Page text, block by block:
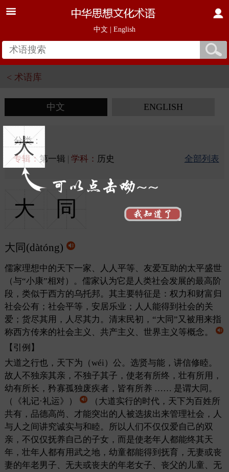
中文 English
大
< 术语库
中文 ENGLISH
分类：
专辑：第一辑 学科： 历史 全部列表
大 同
大同(dàtóng)
儒家理想中的天下一家、人人平等、友爱互助的太平盛世
（与“小康”相对）。儒家认为它是人类社会发展的最高阶
段，类似于西方的乌托邦。其主要特征是：权力和财富归
社会公有；社会平等，安居乐业；人人能得到社会的关
爱；货尽其用，人尽其力。清末民初，“大同”又被用来指
称西方传来的社会主义、共产主义、世界主义等概念。
【引例】
大道之行也，天下为（wéi）公。选贤与能，讲信修睦。
故人不独亲其亲，不独子其子，使老有所终，壮有所用，
幼有所长，矜寡孤独废疾者，皆有所养 …… 是谓大同。
（《礼记·礼运》）
（大道实行的时代，天下为百姓所
共有，品德高尚、才能突出的人被选拔出来管理社会，人
与人之间讲究诚实与和睦。所以人们不仅仅爱自己的双
亲，不仅仅抚养自己的子女，而是使老年人都能终其天
年，壮年人都有用武之地，幼童都能得到抚育，无妻或丧
妻的年老男子、无夫或丧夫的年老女子、丧父的儿童、无